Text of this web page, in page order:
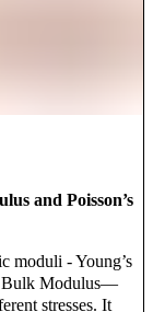
and Poisson’s
moduli - Young’s
Bulk Modulus—
stresses. It